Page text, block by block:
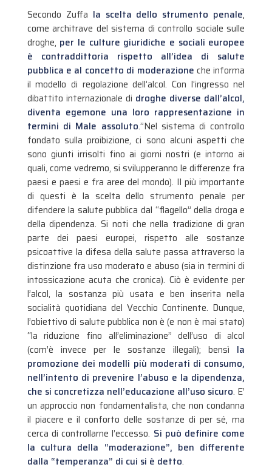
Secondo Zuffa la scelta dello strumento penale,
come architrave del sistema di controllo sociale sulle
droghe, per le culture giuridiche e sociali europee
è contraddittoria rispetto all’idea di salute
pubblica e al concetto di moderazione che informa
il modello di regolazione dell’alcol. Con l’ingresso nel
dibattito internazionale di droghe diverse dall’alcol,
diventa egemone una loro rappresentazione in
termini di Male assoluto.”Nel sistema di controllo
fondato sulla proibizione, ci sono alcuni aspetti che
sono giunti irrisolti fino ai giorni nostri (e intorno ai
quali, come vedremo, si svilupperanno le differenze fra
paesi e paesi e fra aree del mondo). Il più importante
di questi è la scelta dello strumento penale per
difendere la salute pubblica dal “flagello” della droga e
della dipendenza. Si noti che nella tradizione di gran
parte dei paesi europei, rispetto alle sostanze
psicoattive la difesa della salute passa attraverso la
distinzione fra uso moderato e abuso (sia in termini di
intossicazione acuta che cronica). Ciò è evidente per
l’alcol, la sostanza più usata e ben inserita nella
socialità quotidiana del Vecchio Continente. Dunque,
l’obiettivo di salute pubblica non è (e non è mai stato)
“la riduzione fino all’eliminazione” dell’uso di alcol
(com’è invece per le sostanze illegali); bensì la
promozione dei modelli più moderati di consumo,
nell’intento di prevenire l’abuso e la dipendenza,
che si concretizza nell’educazione all’uso sicuro. E’
un approccio non fondamentalista, che non condanna
il piacere e il conforto delle sostanze di per sé, ma
cerca di controllarne l’eccesso. Si può definire come
la cultura della “moderazione”, ben differente
dalla “temperanza” di cui si è detto.